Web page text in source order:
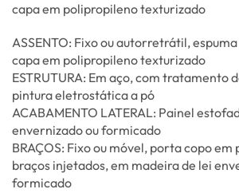
capa em polipropileno texturizado
ASSENTO: Fixo ou autorretrátil,
capa em polipropileno texturizado
ESTRUTURA: Em aço, com tratamento
pintura eletrostática a pó
ACABAMENTO LATERAL: Painel
envernizado ou formicado
BRAÇOS: Fixo ou móvel, porta copo
braços injetados, em madeira de lei
formicado